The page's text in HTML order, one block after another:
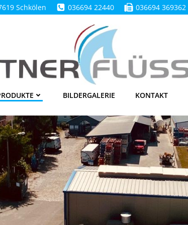
Schkölen 036694 22440 036694 369362
BILDERGALERIE KONTAKT